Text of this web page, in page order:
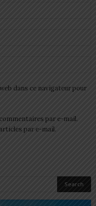
dans ce navigateur pour
par e-mail.
par e-mail.